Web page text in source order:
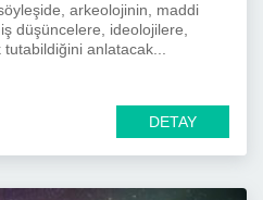
arkeolojinin, maddi
düşüncelere, ideolojilere,
tutabildiğini anlatacak...
DETAY